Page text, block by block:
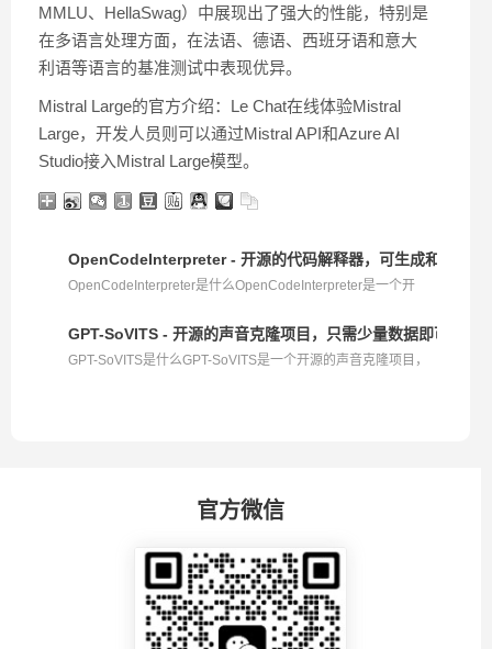
MMLU、HellaSwag）中展现出了强大的性能，特别是
在多语言处理方面，在法语、德语、西班牙语和意大
利语等语言的基准测试中表现优异。
Mistral Large的官方介绍：Le Chat在线体验Mistral
Large，开发人员则可以通过Mistral API和Azure AI
Studio接入Mistral Large模型。
OpenCodeInterpreter - 开源的代码解释器，可生成和执行代
OpenCodeInterpreter是什么OpenCodeInterpreter是一个开
GPT-SoVITS - 开源的声音克隆项目，只需少量数据即可合成
GPT-SoVITS是什么GPT-SoVITS是一个开源的声音克隆项目，
官方微信